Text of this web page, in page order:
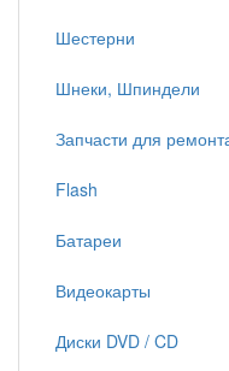
Шестерни
Шнеки, Шпиндели
Запчасти для
Flash
Батареи
Видеокарты
Диски DVD / CD